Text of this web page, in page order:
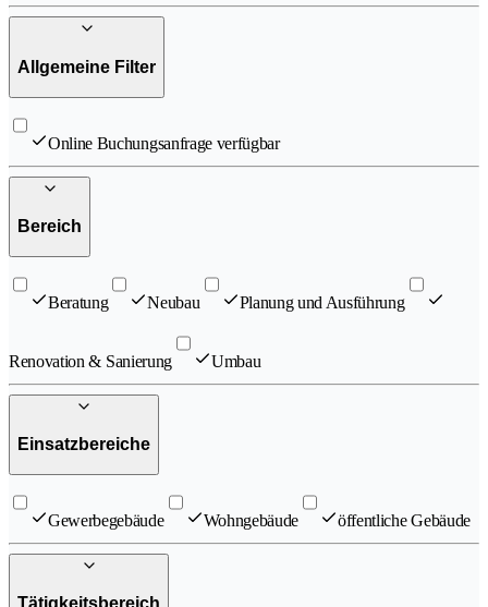
Allgemeine Filter
Online Buchungsanfrage verfügbar
Bereich
Beratung Neubau Planung und Ausführung
Renovation & Sanierung Umbau
Einsatzbereiche
Gewerbegebäude Wohngebäude öffentliche Gebäude